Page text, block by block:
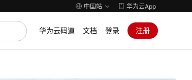
中国站 华为云App
华为云码道 文档 登录 注册